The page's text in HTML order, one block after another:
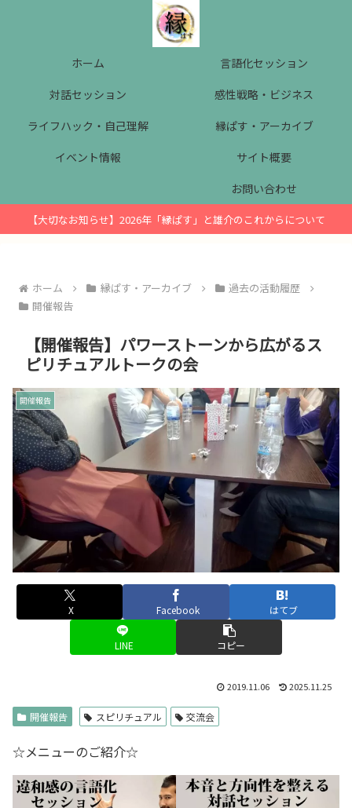
ホーム
言語化セッション
対話セッション
感性戦略・ビジネス
ライフハック・自己理解
縁ぱす・アーカイブ
イベント情報
サイト概要
お問い合わせ
【大切なお知らせ】2026年「縁ぱす」と雄介のこれからについて
ホーム 縁ぱす・アーカイブ
過去の活動履歴
開催報告
【開催報告】パワーストーンから広がるス
ピリチュアルトークの会
開催報告
X Facebook はてブ
LINE コピー
2019.11.06 2025.11.25
開催報告 スピリチュアル 交流会
☆メニューのご紹介☆